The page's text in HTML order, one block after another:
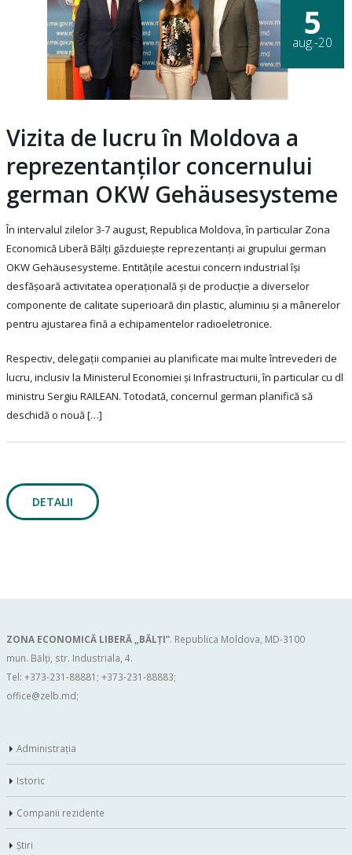
5
aug.-20
Vizita de lucru în Moldova a
reprezentanților concernului
german OKW Gehäusesysteme
În intervalul zilelor 3-7 august, Republica Moldova, în particular Zona
Economică Liberă Bălți găzduiește reprezentanți ai grupului german
OKW Gehäusesysteme. Entitățile acestui concern industrial își
desfășoară activitatea operațională și de producție a diverselor
componente de calitate superioară din plastic, aluminiu și a mânerelor
pentru ajustarea fină a echipamentelor radioeletronice.
Respectiv, delegații companiei au planificate mai multe întrevederi de
lucru, inclusiv la Ministerul Economiei și Infrastructurii, în particular cu dl
ministru Sergiu RAILEAN. Totodată, concernul german planifică să
deschidă o nouă […]
DETALII
ZONA ECONOMICĂ LIBERĂ „BĂLŢI”. Republica Moldova, MD-3100
mun. Bălți, str. Industriala, 4.
Tel: +373-231-88881; +373-231-88883;
office@zelb.md;
Administraţia
Istoric
Companii rezidente
Ştiri